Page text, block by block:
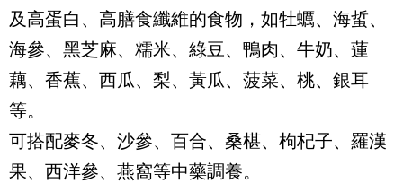
及高蛋白、高膳食纖維的食物，如牡蠣、海蜇、
海參、黑芝麻、糯米、綠豆、鴨肉、牛奶、蓮
藕、香蕉、西瓜、梨、黃瓜、菠菜、桃、銀耳
等。
可搭配麥冬、沙參、百合、桑椹、枸杞子、羅漢
果、西洋參、燕窩等中藥調養。